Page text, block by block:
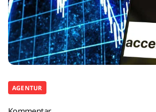
AGENTUR